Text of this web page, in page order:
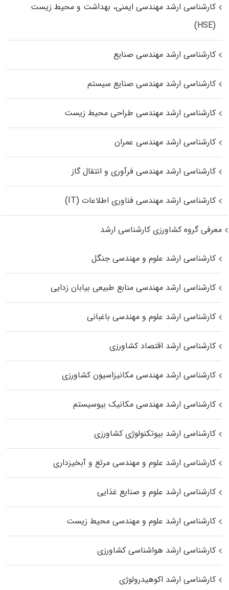
کارشناسی ارشد مهندسی ایمنی، بهداشت و محیط زیست
(HSE)
کارشناسی ارشد مهندسی صنایع
کارشناسی ارشد مهندسی صنایع سیستم
کارشناسی ارشد مهندسی طراحی محیط زیست
کارشناسی ارشد مهندسی عمران
کارشناسی ارشد مهندسی فرآوری و انتقال گاز
کارشناسی ارشد مهندسی فناوری اطلاعات (IT)
معرفی گروه کشاورزی کارشناسی ارشد
کارشناسی ارشد علوم و مهندسی جنگل
کارشناسی ارشد مهندسی منابع طبیعی بیابان زدایی
کارشناسی ارشد علوم و مهندسی باغبانی
کارشناسی ارشد اقتصاد کشاورزی
کارشناسی ارشد مهندسی مکانیزاسیون کشاورزی
کارشناسی ارشد مهندسی مکانیک بیوسیستم
کارشناسی ارشد بیوتکنولوژی کشاورزی
کارشناسی ارشد علوم و مهندسی مرتع و آبخیزداری
کارشناسی ارشد علوم و صنایع غذایی
کارشناسی ارشد علوم و مهندسی محیط زیست
کارشناسی ارشد هواشناسی کشاورزی
کارشناسی ارشد اکوهیدرولوژی